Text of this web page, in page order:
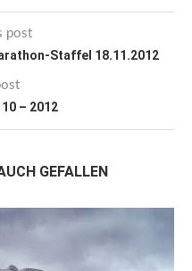
post
Staffel 18.11.2012
– 2012
GEFALLEN